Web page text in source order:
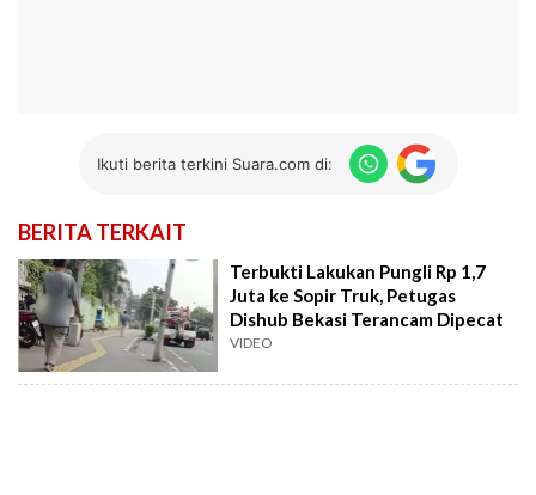
Ikuti berita terkini Suara.com di:
BERITA TERKAIT
Terbukti Lakukan Pungli Rp 1,7
Juta ke Sopir Truk, Petugas
Dishub Bekasi Terancam Dipecat
VIDEO